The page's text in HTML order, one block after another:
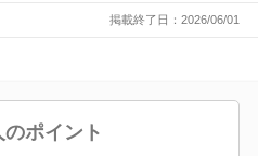
掲載終了日：2026/06/01
のポイント